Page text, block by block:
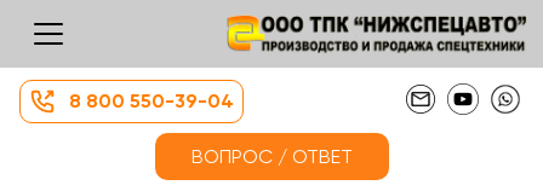
8 800 550-39-04
ВОПРОС / ОТВЕТ